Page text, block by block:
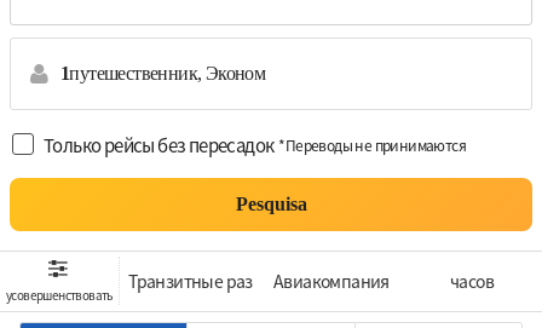
1путешественник, Эконом
Только рейсы без пересадок *Переводы не принимаются
Pesquisa
усовершенствовать
Транзитные раз Aвиакомпания часов